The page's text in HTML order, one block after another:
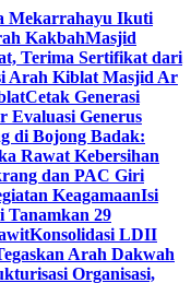
Mekarrahayu Ikuti
KakbahMasjid
Terima Sertifikat dari
Arah Kiblat Masjid Ar
Cetak Generasi
Evaluasi Generus
di Bojong Badak:
Rawat Kebersihan
dan PAC Giri
KeagamaanIsi
29
Konsolidasi LDII
Arah Dakwah
Organisasi,